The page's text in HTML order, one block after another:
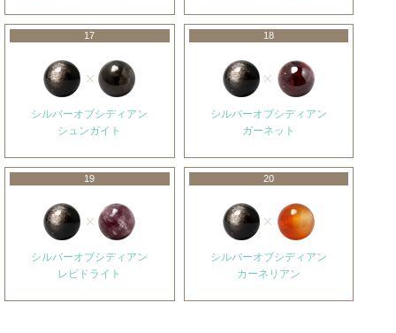
17
シルバーオブシディアン
シュンガイト
18
シルバーオブシディアン
ガーネット
19
シルバーオブシディアン
レピドライト
20
シルバーオブシディアン
カーネリアン